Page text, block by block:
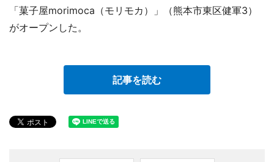
「菓子屋morimoca（モリモカ）」（熊本市東区健軍3）
がオープンした。
記事を読む